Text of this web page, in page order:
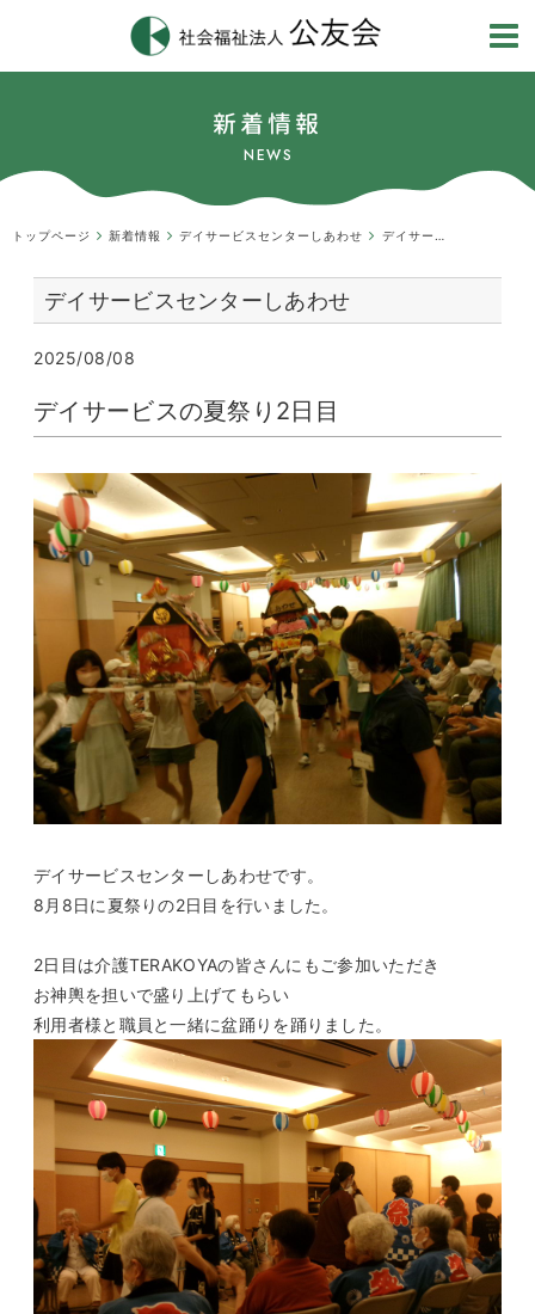
新着情報
NEWS
トップページ 新着情報 デイサービスセンターしあわせ
デイサービスセンターしあわせ
2025/08/08
デイサービスの夏祭り2日目
デイサービスセンターしあわせです。
8月8日に夏祭りの2日目を行いました。
2日目は介護TERAKOYAの皆さんにもご参加いただき
お神輿を担いで盛り上げてもらい
利用者様と職員と一緒に盆踊りを踊りました。